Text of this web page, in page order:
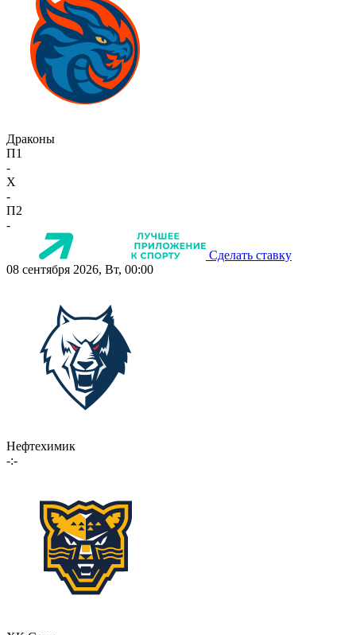
Драконы
П1
-
X
-
П2
-
Сделать ставку
08 сентября 2026, Вт, 00:00
Нефтехимик
-:-